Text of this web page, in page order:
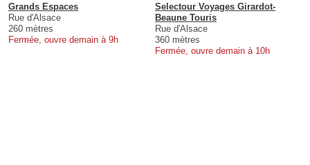
Grands Espaces
Rue d'Alsace
260 mètres
Fermée, ouvre demain à 9h
Selectour Voyages Girardot-
Beaune Touris
Rue d'Alsace
360 mètres
Fermée, ouvre demain à 10h